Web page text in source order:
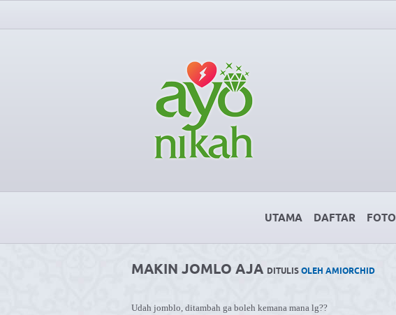
UTAMA DAFTAR FOTO
MAKIN JOMLO AJA DITULISOLEH AMIORCHID
Udah jomblo, ditambah ga boleh kemana mana lg??